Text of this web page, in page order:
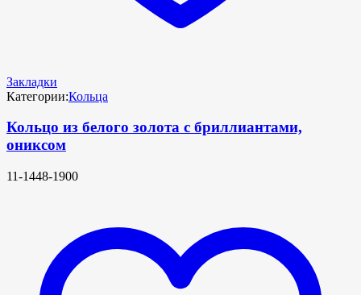
Закладки
Категории:Кольца
Кольцо из белого золота с бриллиантами,
ониксом
11-1448-1900